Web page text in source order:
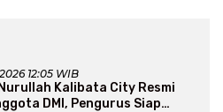
12:05 WIB
Kalibata City Resmi
DMI, Pengurus Siap